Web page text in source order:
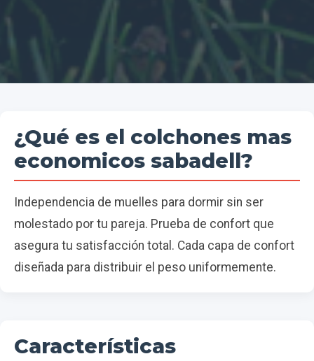
¿Qué es el colchones mas
economicos sabadell?
Independencia de muelles para dormir sin ser
molestado por tu pareja. Prueba de confort que
asegura tu satisfacción total. Cada capa de confort
diseñada para distribuir el peso uniformemente.
Características